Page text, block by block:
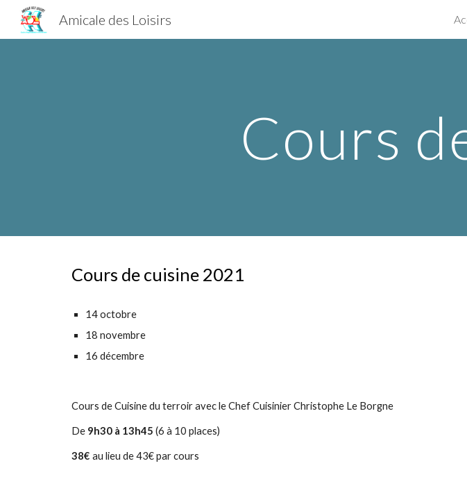
Amicale des Loisirs
Cours
Cours de cuisine 2021
14 octobre
18 novembre
16 décembre
Cours de Cuisine du terroir avec le Chef Cuisinier Christophe Le Borgne
De 9h30 à 13h45 (6 à 10 places)
38€ au lieu de 43€ par cours